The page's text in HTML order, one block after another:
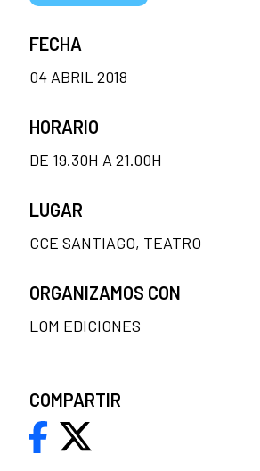
FECHA
04 ABRIL 2018
HORARIO
DE 19.30H A 21.00H
LUGAR
CCE SANTIAGO, TEATRO
ORGANIZAMOS CON
LOM EDICIONES
COMPARTIR